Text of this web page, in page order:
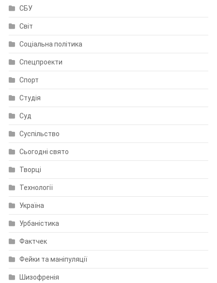
СБУ
Світ
Соціальна політика
Спецпроекти
Спорт
Студія
Суд
Суспільство
Сьогодні свято
Творці
Технології
Україна
Урбаністика
Фактчек
Фейки та маніпуляції
Шизофренія